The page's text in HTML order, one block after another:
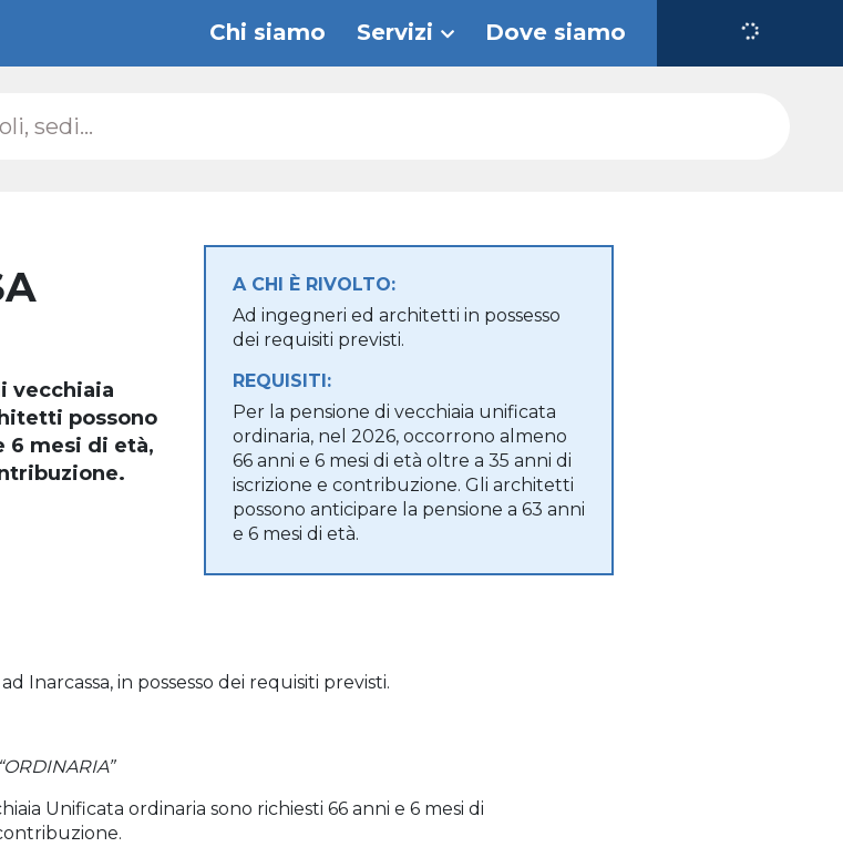
Chi siamo Servizi Dove siamo
vecchiaia
possono
6 mesi di età,
A CHI È RIVOLTO:
Ad ingegneri ed architetti in possesso
dei requisiti previsti.
REQUISITI:
Per la pensione di vecchiaia unificata
ordinaria, nel 2026, occorrono almeno
66 anni e 6 mesi di età oltre a 35 anni di
iscrizione e contribuzione. Gli architetti
possono anticipare la pensione a 63 anni
e 6 mesi di età.
Inarcassa, in possesso dei requisiti previsti.
Unificata ordinaria sono richiesti 66 anni e 6 mesi di